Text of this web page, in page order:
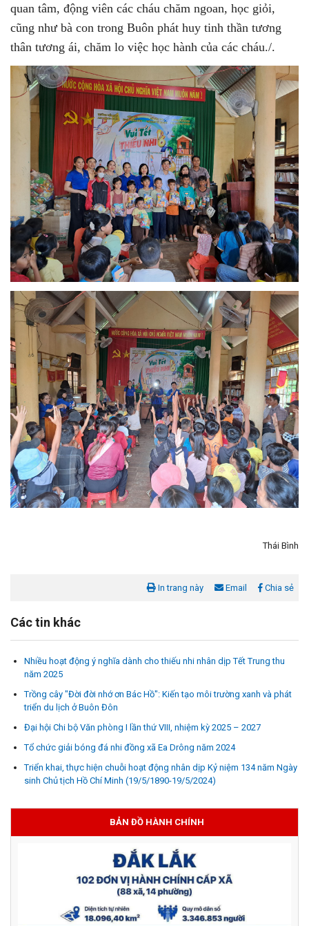
quan tâm, động viên các cháu chăm ngoan, học giỏi,
cũng như bà con trong Buôn phát huy tinh thần tương
thân tương ái, chăm lo việc học hành của các cháu./.
Thái Bình
In trang này Email Chia sẻ
Các tin khác
Nhiều hoạt động ý nghĩa dành cho thiếu nhi nhân dịp Tết Trung thu
năm 2025
Trồng cây "Đời đời nhớ ơn Bác Hồ": Kiến tạo môi trường xanh và phát
triển du lịch ở Buôn Đôn
Đại hội Chi bộ Văn phòng I lần thứ VIII, nhiệm kỳ 2025 – 2027
Tổ chức giải bóng đá nhi đồng xã Ea Drông năm 2024
Triển khai, thực hiện chuỗi hoạt động nhân dịp Kỷ niệm 134 năm Ngày
sinh Chủ tịch Hồ Chí Minh (19/5/1890-19/5/2024)
BẢN ĐỒ HÀNH CHÍNH